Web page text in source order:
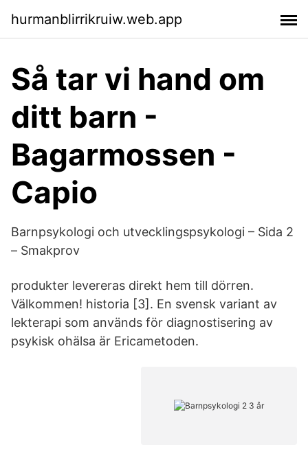
hurmanblirrikruiw.web.app
Så tar vi hand om
ditt barn -
Bagarmossen -
Capio
Barnpsykologi och utvecklingspsykologi – Sida 2
– Smakprov
produkter levereras direkt hem till dörren.
Välkommen! historia [3]. En svensk variant av
lekterapi som används för diagnostisering av
psykisk ohälsa är Ericametoden.